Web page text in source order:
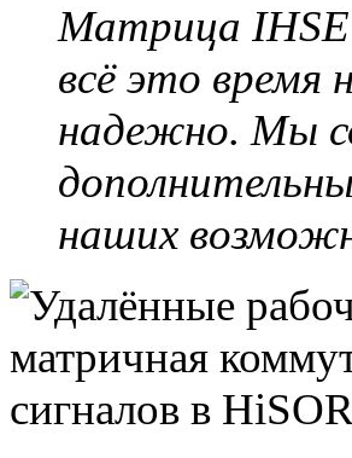
Матрица IHSE
всё это время
надежно. Мы
наших